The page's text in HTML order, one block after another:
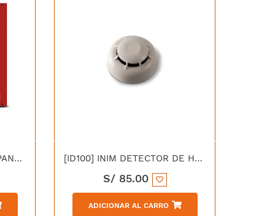
[SMARTLINE020-4] INIM PANEL CONVENCIONAL CONTRA INCENDIOS DE 4 ZONAS EXPANDIBLE A 20 ZONAS - CERTIFICACION EN54 [ID100] INIM DETECTOR DE HUMO CONVENCIONAL DE 2 HILOS A 24V CERTIFICACION UL
S/ 85.00
ADICIONAR AL CARRO